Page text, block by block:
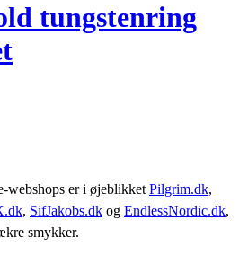
tungstenring
webshops er i øjeblikket Pilgrim.dk,
, SifJakobs.dk og EndlessNordic.dk,
smykker.